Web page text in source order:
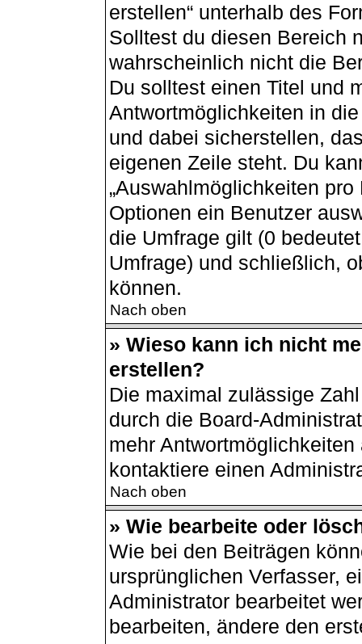
erstellen“ unterhalb des
Solltest du diesen Bereich
wahrscheinlich nicht die
Du solltest einen Titel und
Antwortmöglichkeiten in
und dabei sicherstellen,
eigenen Zeile steht. Du
„Auswahlmöglichkeiten
Optionen ein Benutzer
die Umfrage gilt (0
Umfrage) und schließlich,
können.
Nach oben
» Wieso kann ich nicht
erstellen?
Die maximal zulässige
durch die Board-
mehr
kontaktiere einen
Nach oben
» Wie bearbeite oder
Wie bei den Beiträgen
ursprünglichen Verfasser,
Administrator bearbeitet
bearbeiten, ändere den